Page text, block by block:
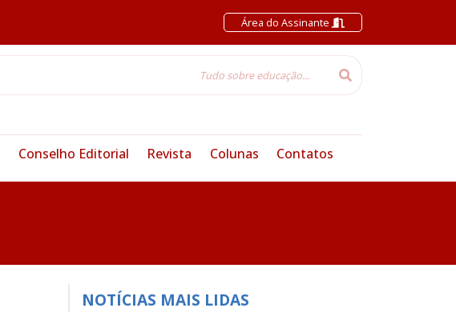
Área do Assinante
Conselho Editorial Revista Colunas Contatos
NOTÍCIAS MAIS LIDAS